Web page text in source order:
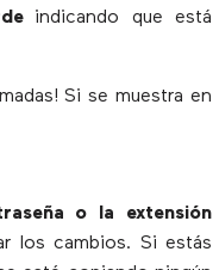
indicando que está
Si se muestra en
o la extensión
los cambios. Si estás